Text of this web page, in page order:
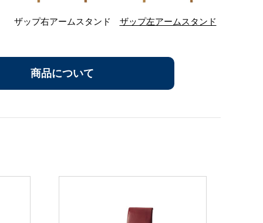
ザップ右アームスタンド ザップ左アームスタンド
商品について